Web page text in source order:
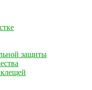
защиты